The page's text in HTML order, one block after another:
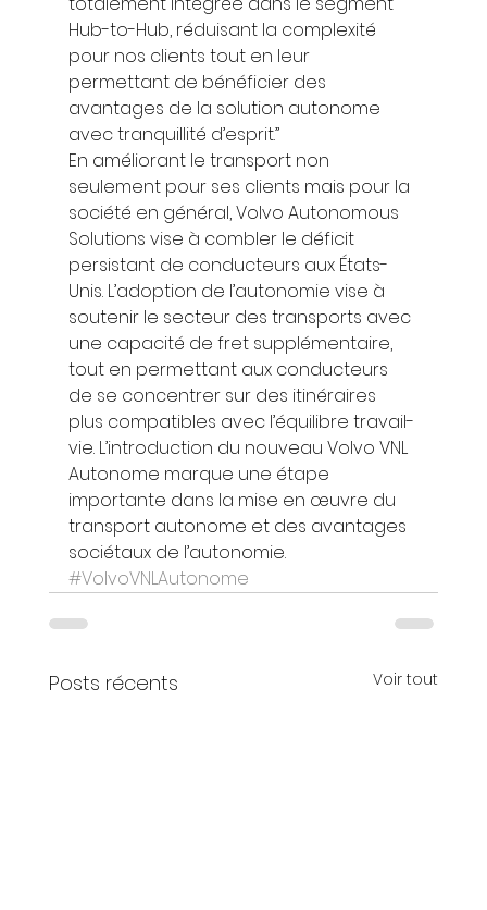
Hub-to-Hub, réduisant la complexité
pour nos clients tout en leur
permettant de bénéficier des
avantages de la solution autonome
avec tranquillité d’esprit.”
En améliorant le transport non
seulement pour ses clients mais pour la
société en général, Volvo Autonomous
Solutions vise à combler le déficit
persistant de conducteurs aux États-
Unis. L’adoption de l’autonomie vise à
soutenir le secteur des transports avec
une capacité de fret supplémentaire,
tout en permettant aux conducteurs
de se concentrer sur des itinéraires
plus compatibles avec l’équilibre travail-
vie. L’introduction du nouveau Volvo VNL
Autonome marque une étape
importante dans la mise en œuvre du
transport autonome et des avantages
sociétaux de l’autonomie.
#VolvoVNLAutonome
Posts récents Voir tout